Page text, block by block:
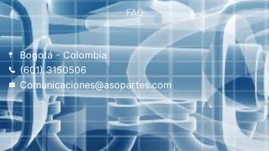
FAQ
Bogotá - Colombia
(601) 3150506
Comunicaciones@asopartes.com